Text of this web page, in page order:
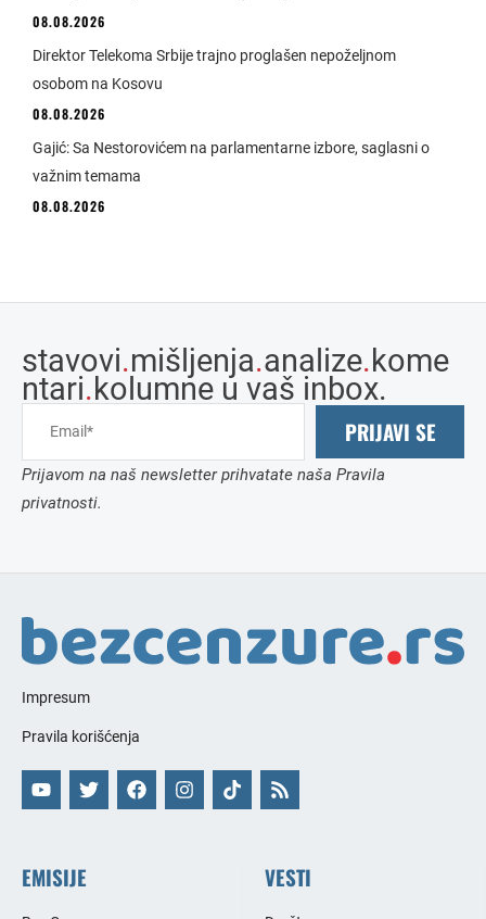
08.08.2026
Direktor Telekoma Srbije trajno proglašen nepoželjnom
osobom na Kosovu
08.08.2026
Gajić: Sa Nestorovićem na parlamentarne izbore, saglasni o
važnim temama
08.08.2026
stavovi.mišljenja.analize.kome
ntari.kolumne u vaš inbox.
PRIJAVI SE
Prijavom na naš newsletter prihvatate naša Pravila
privatnosti.
Impresum
Pravila korišćenja
EMISIJE VESTI